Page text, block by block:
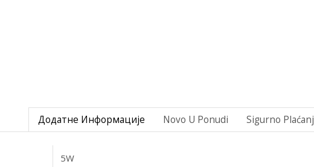
Додатне Информације Novo U Ponudi Sigurno
5W